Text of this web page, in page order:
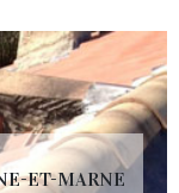
ET-MARNE